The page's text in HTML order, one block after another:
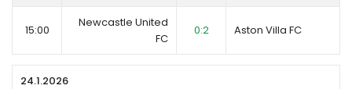
15:00
Newcastle United
FC
0:2 Aston Villa FC
24.1.2026